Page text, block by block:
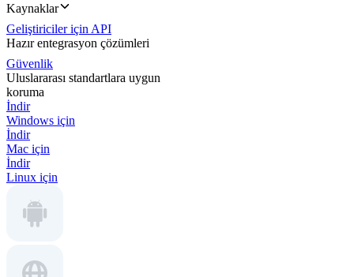
Kaynaklar
Geliştiriciler için API
Hazır entegrasyon çözümleri
Güvenlik
Uluslararası standartlara uygun
koruma
İndir
Windows için
İndir
Mac için
İndir
Linux için